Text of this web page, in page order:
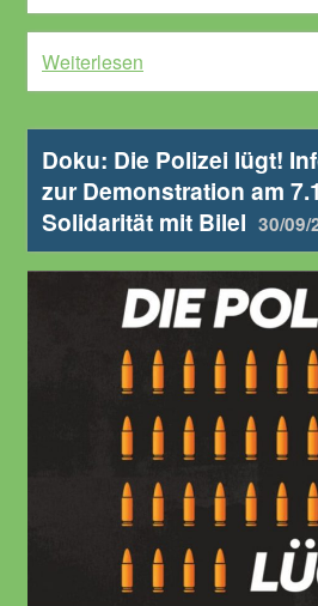
Weiterlesen
Doku: Die Polizei lügt!
zur Demonstration am
Solidarität mit Bilel 30/09/